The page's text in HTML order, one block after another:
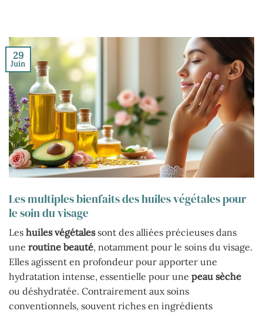
29
Juin
Les multiples bienfaits des huiles végétales pour
le soin du visage
Les huiles végétalessont des alliées précieuses dans
une routine beauté, notamment pour le soins du visage.
Elles agissent en profondeur pour apporter une
hydratation intense, essentielle pour une peau sèche
ou déshydratée. Contrairement aux soins
conventionnels, souvent riches en ingrédients